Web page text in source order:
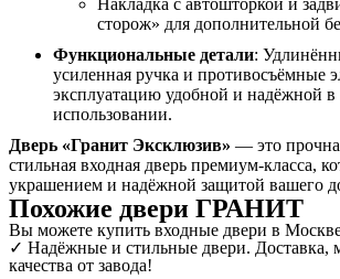
Накладка с автошторкой и
сторож» для дополнительной
Функциональные детали:
усиленная ручка и противосъёмные
эксплуатацию удобной и надёжной
использовании.
Дверь «Гранит Эксклюзив» — это
стильная входная дверь премиум-класса,
украшением и надёжной защитой вашего
Похожие двери ГРАНИТ
Вы можете купить входные двери в
✓ Надёжные и стильные двери. Доставка,
качества от завода!